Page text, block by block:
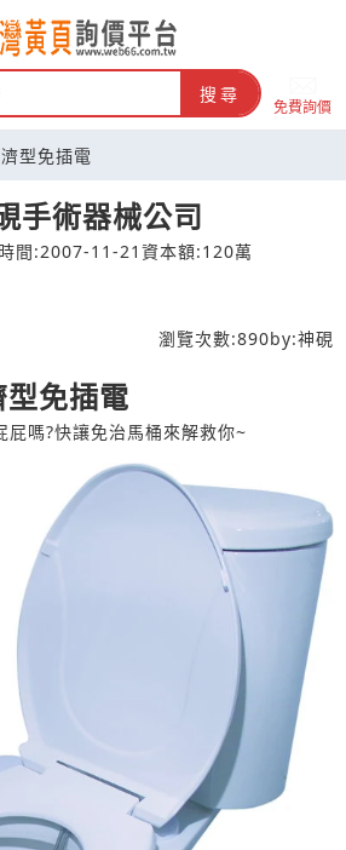
黃頁詢價平台搜尋
免費詢價
型免插電
手術器械公司
間:2007-11-21 資本額:120萬
瀏覽次數:890by:神硯
免插電
屁嗎?快讓免治馬桶來解救你~